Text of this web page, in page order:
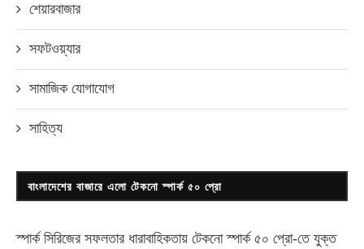
শেয়ারবাজার
সফটওয়্যার
সামাজিক যোগাযোগ
সাহিত্য
বাংলাদেশের বাজারে এলো টেকনো স্পার্ক ৫০ প্রো
স্পার্ক সিরিজের সফলতার ধারাবাহিকতায় টেকনোস্পার্ক ৫০ প্রো-তে যুক্ত